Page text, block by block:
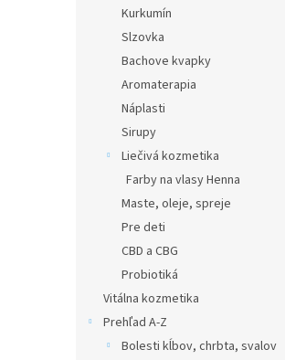
Kurkumín
Slzovka
Bachove kvapky
Aromaterapia
Náplasti
Sirupy
Liečivá kozmetika
Farby na vlasy Henna
Maste, oleje, spreje
Pre deti
CBD a CBG
Probiotiká
Vitálna kozmetika
Prehľad A-Z
Bolesti kĺbov, chrbta, svalov